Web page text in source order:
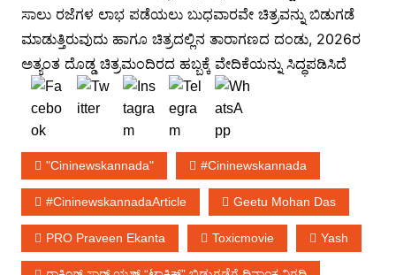
ಸಾಲು ರಜೆಗಳ ಲಾಭ ಪಡೆಯಲು ಬುಧವಾರವೇ ಚಿತ್ರವನ್ನು ಬಿಡುಗಡೆ
ಮಾಡುತ್ತಿರುವುದು ಹಾಗೂ ಚಿತ್ರದಲ್ಲಿನ ತಾರಾಗಣದ ದಂಡು, 2026ರ
ಅತ್ಯಂತ ದೊಡ್ಡ ಚಿತ್ರಮಂದಿರದ ಹಬ್ಬಕ್ಕೆ ವೇದಿಕೆಯನ್ನು ಸಿದ್ಧಪಡಿಸಿದೆ
"cininewskannada" #cininewskannada
#cininewskannadaArticle Geetu Mohan Das
PRO Praveen Ekanta Toxicmovie Yash